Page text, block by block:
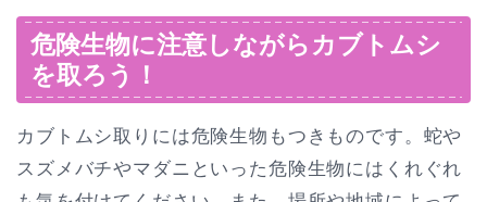
危険生物に注意しながらカブトムシ
を取ろう！
カブトムシ取りには危険生物もつきものです。蛇や
スズメバチやマダニといった危険生物にはくれぐれ